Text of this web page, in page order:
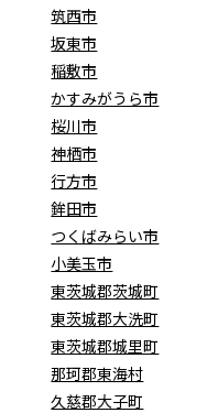
筑西市
坂東市
稲敷市
かすみがうら市
桜川市
神栖市
行方市
鉾田市
つくばみらい市
小美玉市
東茨城郡茨城町
東茨城郡大洗町
東茨城郡城里町
那珂郡東海村
久慈郡大子町